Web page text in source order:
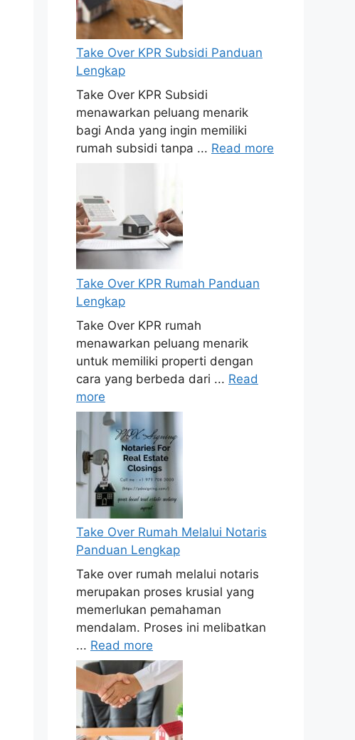
Take Over KPR Subsidi Panduan
Lengkap
Take Over KPR Subsidi
menawarkan peluang menarik
bagi Anda yang ingin memiliki
rumah subsidi tanpa ... Read more
Take Over KPR Rumah Panduan
Lengkap
Take Over KPR rumah
menawarkan peluang menarik
untuk memiliki properti dengan
cara yang berbeda dari ... Read
more
Take Over Rumah Melalui Notaris
Panduan Lengkap
Take over rumah melalui notaris
merupakan proses krusial yang
memerlukan pemahaman
mendalam. Proses ini melibatkan
... Read more